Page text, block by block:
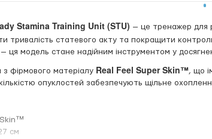
Stamina Training Unit (STU) — це тренажер для
тривалість статевого акту та покращити
ця модель стане надійним інструментом у
фірмового матеріалу Real Feel Super Skin™, що
опуклостей забезпечують щільне
Skin™
см